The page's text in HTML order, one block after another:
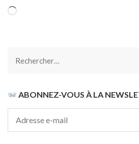
Chargement…
Rechercher :
ABONNEZ-VOUS À LA